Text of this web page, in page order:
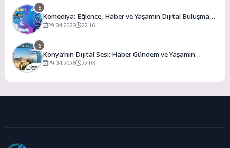
5
Komediya: Eğlence, Haber ve Yaşamın Dijital Buluşma
Noktası
29.04.2026 22:16
6
Konya’nın Dijital Sesi: Haber Gündem ve Yaşamın
Merkezi
29.04.2026 22:03